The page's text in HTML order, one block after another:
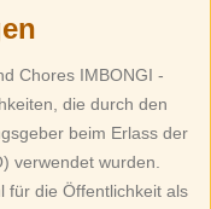
Chores IMBONGI -
die durch den
beim Erlass der
verwendet wurden.
für die Öffentlichkeit als